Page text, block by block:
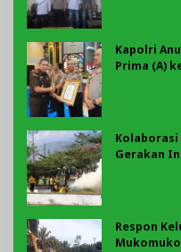
Kapolri
Prima (A)
Kolaborasi
Gerakan
Respon